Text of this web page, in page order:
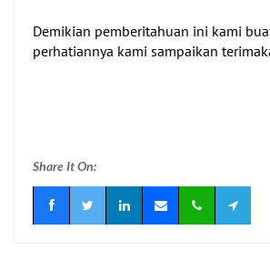
Demikian pemberitahuan ini kami
perhatiannya kami sampaikan
Share It On: